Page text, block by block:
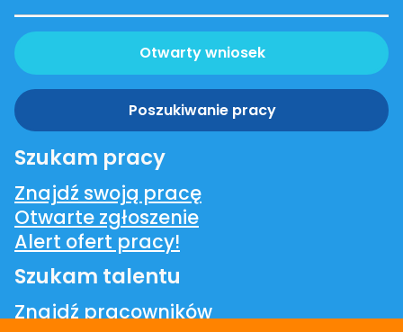
Otwarty wniosek
Poszukiwanie pracy
Szukam pracy
Znajdź swoją pracę
Otwarte zgłoszenie
Alert ofert pracy!
Szukam talentu
Znajdź pracowników